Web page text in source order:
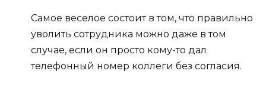
Самое веселое состоит в том, что правильно
уволить сотрудника можно даже в том
случае, если он просто кому-то дал
телефонный номер коллеги без согласия.